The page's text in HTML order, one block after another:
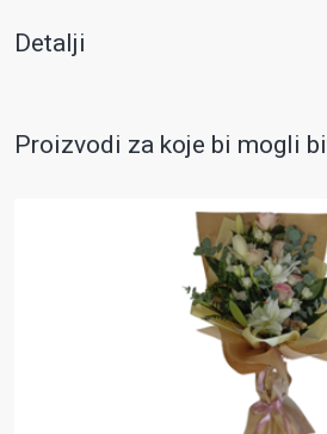
Detalji
Proizvodi za koje bi mogli